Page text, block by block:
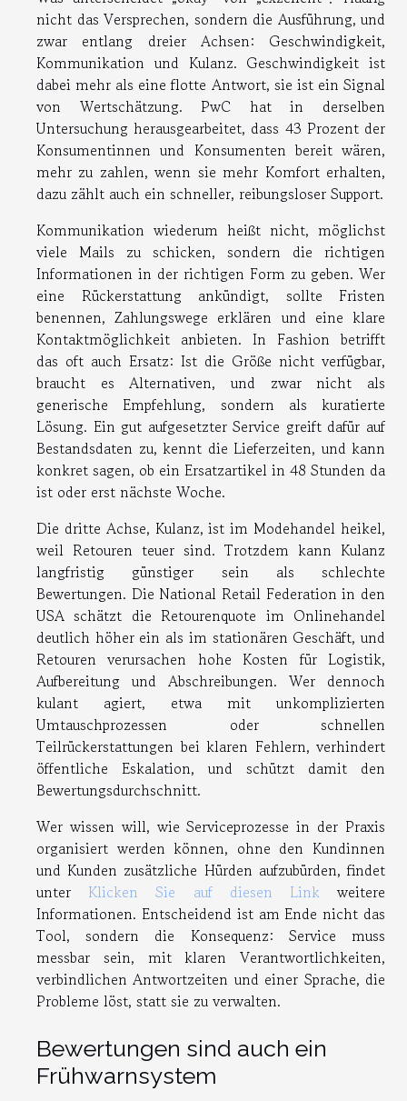
nicht das Versprechen, sondern die Ausführung, und
zwar entlang dreier Achsen: Geschwindigkeit,
Kommunikation und Kulanz. Geschwindigkeit ist
dabei mehr als eine flotte Antwort, sie ist ein Signal
von Wertschätzung. PwC hat in derselben
Untersuchung herausgearbeitet, dass 43 Prozent der
Konsumentinnen und Konsumenten bereit wären,
mehr zu zahlen, wenn sie mehr Komfort erhalten,
dazu zählt auch ein schneller, reibungsloser Support.
Kommunikation wiederum heißt nicht, möglichst
viele Mails zu schicken, sondern die richtigen
Informationen in der richtigen Form zu geben. Wer
eine Rückerstattung ankündigt, sollte Fristen
benennen, Zahlungswege erklären und eine klare
Kontaktmöglichkeit anbieten. In Fashion betrifft
das oft auch Ersatz: Ist die Größe nicht verfügbar,
braucht es Alternativen, und zwar nicht als
generische Empfehlung, sondern als kuratierte
Lösung. Ein gut aufgesetzter Service greift dafür auf
Bestandsdaten zu, kennt die Lieferzeiten, und kann
konkret sagen, ob ein Ersatzartikel in 48 Stunden da
ist oder erst nächste Woche.
Die dritte Achse, Kulanz, ist im Modehandel heikel,
weil Retouren teuer sind. Trotzdem kann Kulanz
langfristig günstiger sein als schlechte
Bewertungen. Die National Retail Federation in den
USA schätzt die Retourenquote im Onlinehandel
deutlich höher ein als im stationären Geschäft, und
Retouren verursachen hohe Kosten für Logistik,
Aufbereitung und Abschreibungen. Wer dennoch
kulant agiert, etwa mit unkomplizierten
Umtauschprozessen oder schnellen
Teilrückerstattungen bei klaren Fehlern, verhindert
öffentliche Eskalation, und schützt damit den
Bewertungsdurchschnitt.
Wer wissen will, wie Serviceprozesse in der Praxis
organisiert werden können, ohne den Kundinnen
und Kunden zusätzliche Hürden aufzubürden, findet
unter Klicken Sie auf diesen Linkweitere
Informationen. Entscheidend ist am Ende nicht das
Tool, sondern die Konsequenz: Service muss
messbar sein, mit klaren Verantwortlichkeiten,
verbindlichen Antwortzeiten und einer Sprache, die
Probleme löst, statt sie zu verwalten.
Bewertungen sind auch ein
Frühwarnsystem